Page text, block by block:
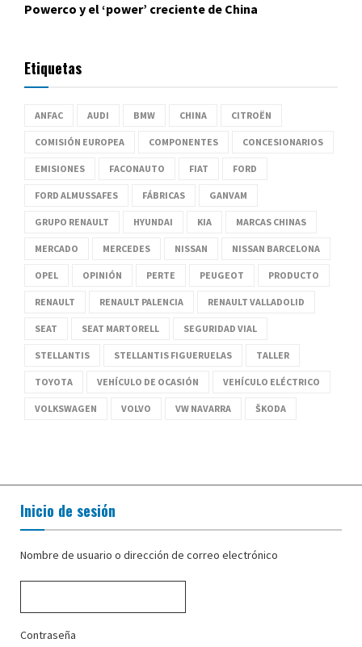
Powerco y el ‘power’ creciente de China
Etiquetas
ANFAC AUDI BMW CHINA CITROËN
COMISIÓN EUROPEA COMPONENTES CONCESIONARIOS
EMISIONES FACONAUTO FIAT FORD
FORD ALMUSSAFES FÁBRICAS GANVAM
GRUPO RENAULT HYUNDAI KIA MARCAS CHINAS
MERCADO MERCEDES NISSAN NISSAN BARCELONA
OPEL OPINIÓN PERTE PEUGEOT PRODUCTO
RENAULT RENAULT PALENCIA RENAULT VALLADOLID
SEAT SEAT MARTORELL SEGURIDAD VIAL
STELLANTIS STELLANTIS FIGUERUELAS TALLER
TOYOTA VEHÍCULO DE OCASIÓN VEHÍCULO ELÉCTRICO
VOLKSWAGEN VOLVO VW NAVARRA ŠKODA
Inicio de sesión
Nombre de usuario o dirección de correo electrónico
Contraseña